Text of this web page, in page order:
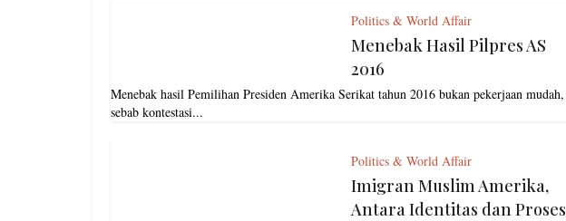
Politics & World Affair
Menebak Hasil Pilpres AS
2016
Menebak hasil Pemilihan Presiden Amerika Serikat tahun 2016 bukan pekerjaan mudah,
sebab kontestasi...
Politics & World Affair
Imigran Muslim Amerika,
Antara Identitas dan Proses